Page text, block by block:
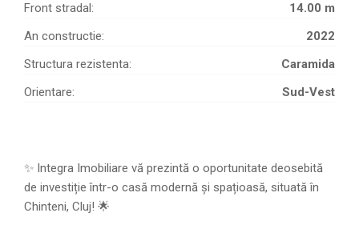
Front stradal:
14.00 m
An constructie:
2022
Structura rezistenta:
Caramida
Orientare:
Sud-Vest
✨ Integra Imobiliare vă prezintă o oportunitate deosebită
de investiție într-o casă modernă și spațioasă, situată în
Chinteni, Cluj! 🌟